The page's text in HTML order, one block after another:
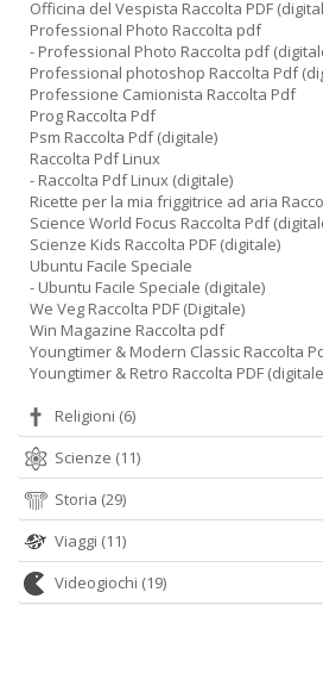
Officina del Vespista Raccolta PDF
Professional Photo Raccolta pdf
- Professional Photo Raccolta pdf
Professional photoshop Raccolta Pdf
Professione Camionista Raccolta Pdf
Prog Raccolta Pdf
Psm Raccolta Pdf (digitale)
Raccolta Pdf Linux
- Raccolta Pdf Linux (digitale)
Ricette per la mia friggitrice ad aria
Science World Focus Raccolta Pdf
Scienze Kids Raccolta PDF (digitale)
Ubuntu Facile Speciale
- Ubuntu Facile Speciale (digitale)
We Veg Raccolta PDF (Digitale)
Win Magazine Raccolta pdf
Youngtimer & Modern Classic Raccolta
Youngtimer & Retro Raccolta PDF
Religioni (6)
Scienze (11)
Storia (29)
Viaggi (11)
Videogiochi (19)